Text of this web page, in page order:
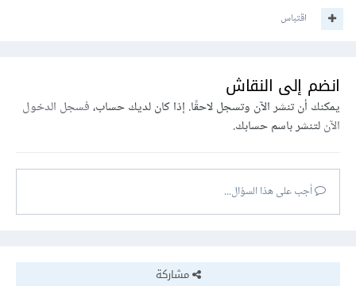
اقتباس
انضم إلى النقاش
يمكنك أن تنشر الآن وتسجل لاحقًا. إذا كان لديك حساب،فسجل الدخول
الآنلتنشر باسم حسابك.
أجب على هذا السؤال...
مشاركة